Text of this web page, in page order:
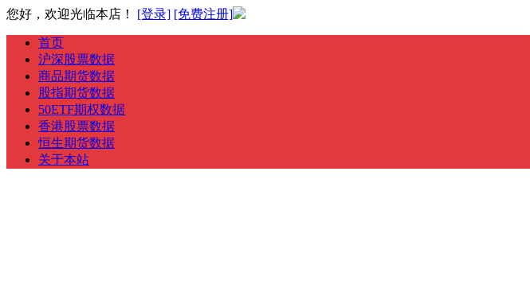
您好，欢迎光临本店！ [登录] [免费注册]
首页
沪深股票数据
商品期货数据
股指期货数据
50ETF期权数据
香港股票数据
恒生期货数据
关于本站